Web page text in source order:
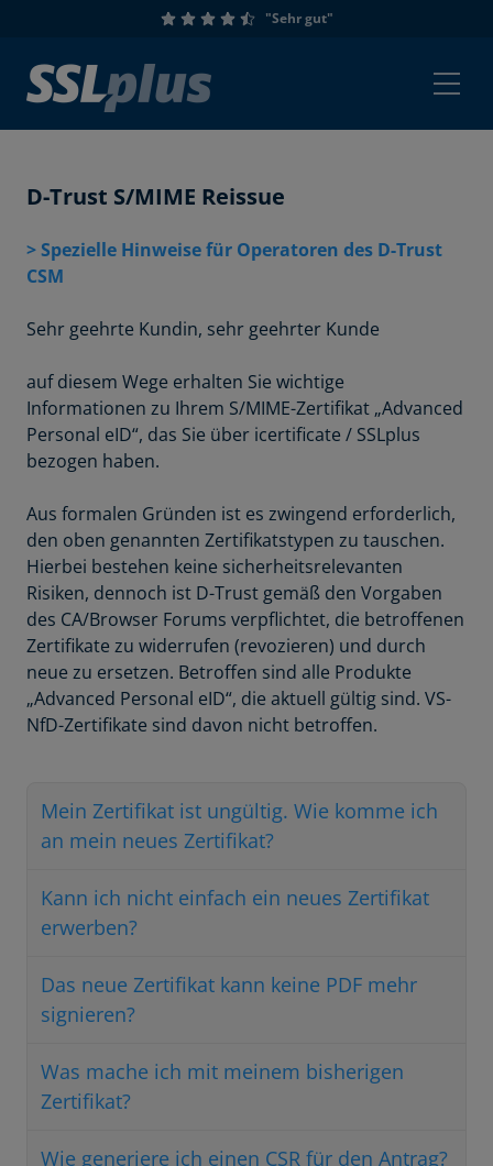
"Sehr gut"
D-Trust S/MIME Reissue
> Spezielle Hinweise für Operatoren des D-Trust
CSM
Sehr geehrte Kundin, sehr geehrter Kunde
auf diesem Wege erhalten Sie wichtige
Informationen zu Ihrem S/MIME-Zertifikat „Advanced
Personal eID“, das Sie über icertificate / SSLplus
bezogen haben.
Aus formalen Gründen ist es zwingend erforderlich,
den oben genannten Zertifikatstypen zu tauschen.
Hierbei bestehen keine sicherheitsrelevanten
Risiken, dennoch ist D-Trust gemäß den Vorgaben
des CA/Browser Forums verpflichtet, die betroffenen
Zertifikate zu widerrufen (revozieren) und durch
neue zu ersetzen. Betroffen sind alle Produkte
„Advanced Personal eID“, die aktuell gültig sind. VS-
NfD-Zertifikate sind davon nicht betroffen.
Mein Zertifikat ist ungültig. Wie komme ich
an mein neues Zertifikat?
Kann ich nicht einfach ein neues Zertifikat
erwerben?
Das neue Zertifikat kann keine PDF mehr
signieren?
Was mache ich mit meinem bisherigen
Zertifikat?
Wie generiere ich einen CSR für den Antrag?